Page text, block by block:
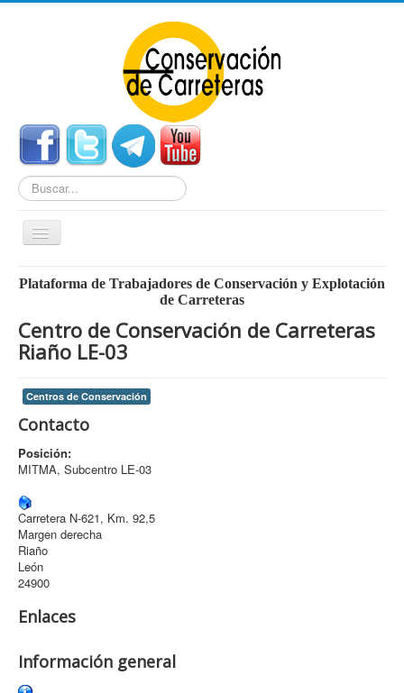
Buscar...
Cambiar
navegación
Home
Centros de Conservación
Enlaces Externos
Archivo
Formularios
Plataforma de Trabajadores de Conservación y Explotación
de Carreteras
Centro de Conservación de Carreteras
Riaño LE-03
Centros de Conservación
Contacto
Posición:
MITMA, Subcentro LE-03
Carretera N-621, Km. 92,5
Margen derecha
Riaño
León
24900
Enlaces
Información general